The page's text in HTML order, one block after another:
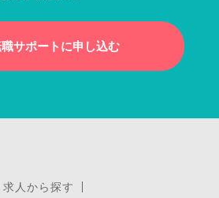
サポートに申し込む
人から探す